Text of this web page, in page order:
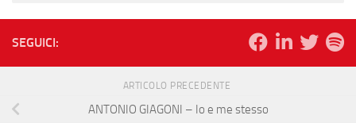
SEGUICI:
ARTICOLO PRECEDENTE
ANTONIO GIAGONI – Io e me stesso